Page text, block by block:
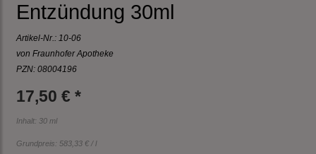
Entzündung 30ml
Artikel-Nr.: 10-06
von Fraunhofer Apotheke
PZN: 08004196
17,50 € *
Inhalt: 30 ml
Grundpreis: 583,33 € / l